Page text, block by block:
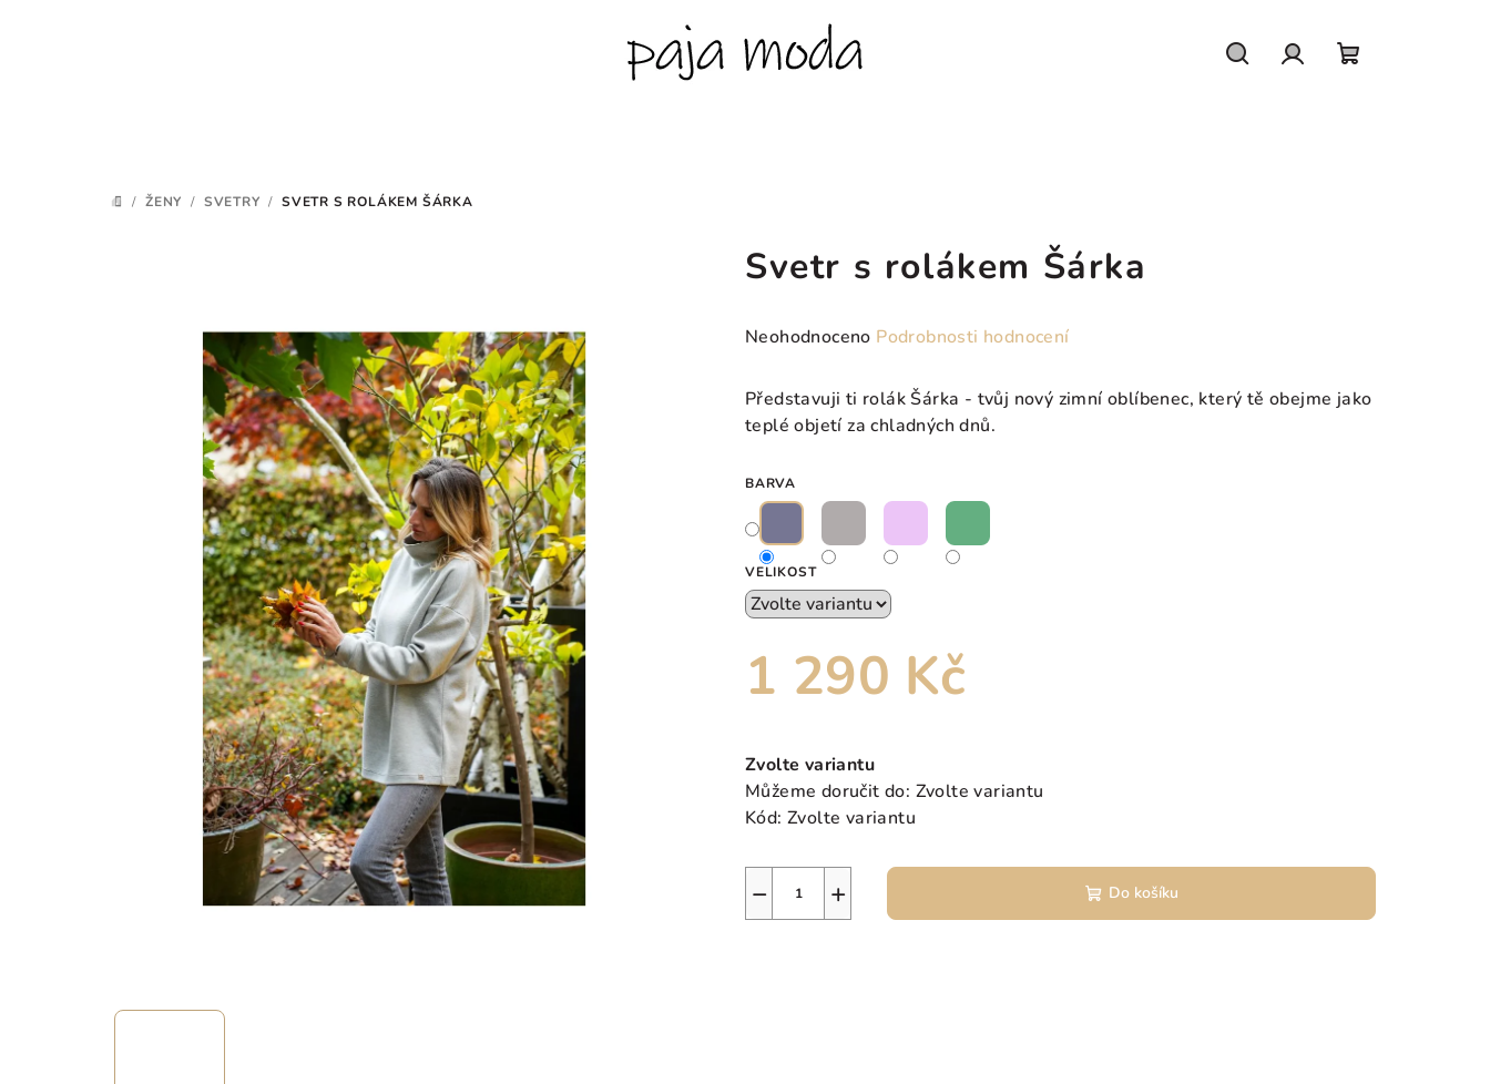
DOMŮ
/ ŽENY / SVETRY / SVETR S ROLÁKEM ŠÁRKA
Svetr s rolákem Šárka
Průměrné
produktu
je
0,0
5
hvězdiček.
Neohodnoceno Podrobnosti hodnocení
Představuji ti rolák Šárka - tvůj nový zimní oblíbenec, který tě obejme jako
teplé objetí za chladných dnů.
BARVA
VELIKOST
1 290 Kč
cena:
Zvolte variantu
Můžeme doručit do: Zvolte variantu
Kód: Zvolte variantu
+
− Do košíku